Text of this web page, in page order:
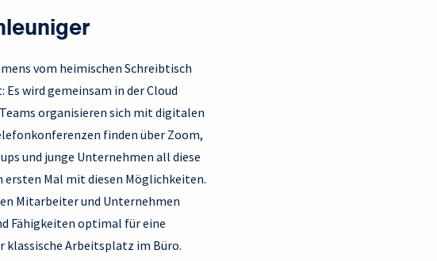
vom heimischen Schreibtisch
wird gemeinsam in der Cloud
organisieren sich mit digitalen
finden über Zoom,
und junge Unternehmen all diese
Mal mit diesen Möglichkeiten.
Mitarbeiter und Unternehmen
Fähigkeiten optimal für eine
klassische Arbeitsplatz im Büro.